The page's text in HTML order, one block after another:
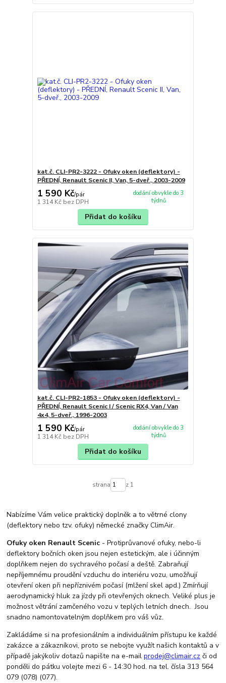
kat.č. CLI-PR2-3222 - Ofuky oken (deflektory) -
PŘEDNÍ, Renault Scenic II, Van, 5-dveř., 2003-2009
1 590 Kč/pár
1 314 Kč bez DPH
dodání obvykle do 3
týdnů
Přidat do košíku
kat.č. CLI-PR2-1853 - Ofuky oken (deflektory) -
PŘEDNÍ, Renault Scenic I / Scenic RX4, Van / Van
4x4, 5-dveř., 1996-2003
1 590 Kč/pár
1 314 Kč bez DPH
dodání obvykle do 3
týdnů
Přidat do košíku
strana z 1
Nabízíme Vám velice praktický doplněk a to větrné clony
(deflektory nebo tzv. ofuky) německé značky ClimAir.
Ofuky oken Renault Scenic - Protiprůvanové ofuky, nebo-li
deflektory bočních oken jsou nejen estetickým, ale i účinným
doplňkem nejen do sychravého počasí a deště. Zabraňují
nepříjemnému proudění vzduchu do interiéru vozu, umožňují
otevření oken při nepříznivém počasí (mlžení skel apd.) Zmírňují
aerodynamický hluk za jízdy při otevřených oknech. Veliké plus je
možnost větrání zamčeného vozu v teplých letních dnech. Jsou
snadno namontovatelným doplňkem pro váš vůz.
Zakládáme si na profesionálním a individuálním přístupu ke každé
zakázce a zákazníkovi, proto se nebojte využít našich kontaktů a v
případě jakýkoliv dotazů napište na e-mailprodej@climair.cz či od
ponděli do pátku volejte mezi 6 - 14:30 hod. na tel. čísla 313 564
079 (078) (077).